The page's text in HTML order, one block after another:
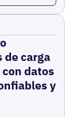
de carga
datos
y